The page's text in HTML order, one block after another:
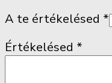
A te értékelésed *
Értékelésed *